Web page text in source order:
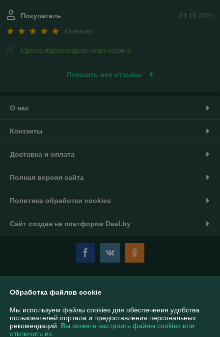
24.10.2024
Покупатель
Отлично
Сделка подтверждена через корзину
Показать все отзывы
О нас
Контакты
Доставка и оплата
Полная версия сайта
Политика обработки cookies
Сайт создан на платформе Deal.by
Викторович
г. Светлогорск, м-он Полесье 10а, 51
Регистрационный номер ЕГР: 491262353
Обработка файлов cookie
Мы используем файлы cookies для обеспечения удобства
пользователей портала и предоставления персональных
рекомендаций. Вы можете настроить файлы cookies или
отключить их.